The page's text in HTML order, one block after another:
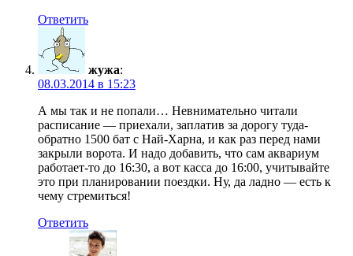
Ответить
жужа:
08.03.2014 в 15:23
А мы так и не попали… Невнимательно читали
расписание — приехали, заплатив за дорогу туда-
обратно 1500 бат с Най-Харна, и как раз перед нами
закрыли ворота. И надо добавить, что сам аквариум
работает-то до 16:30, а вот касса до 16:00, учитывайте
это при планировании поездки. Ну, да ладно — есть к
чему стремиться!
Ответить